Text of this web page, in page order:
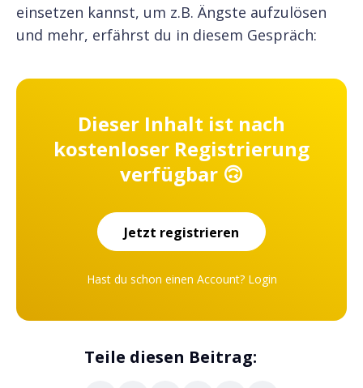
einsetzen kannst, um z.B. Ängste aufzulösen
und mehr, erfährst du in diesem Gespräch:
Dieser Inhalt ist nach
kostenloser Registrierung
verfügbar 🙃
Jetzt registrieren
Hast du schon einen Account? Login
Teile diesen Beitrag: